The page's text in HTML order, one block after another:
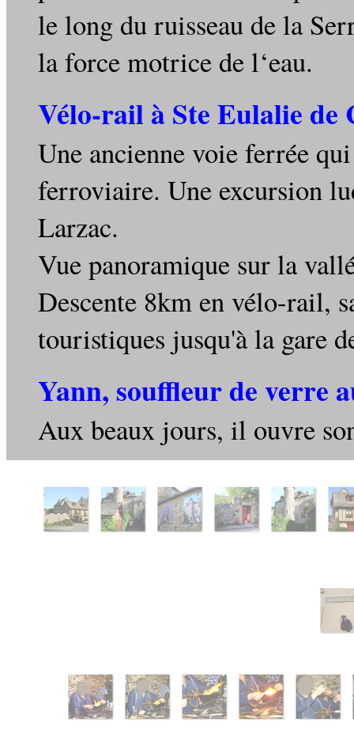
le long du ruisseau de la
la force motrice de l‘eau.
Vélo-rail à Ste Eulalie de
Une ancienne voie ferrée
ferroviaire. Une excursion
Larzac.
Vue panoramique sur la
Descente 8km en vélo-rail,
touristiques jusqu'à la gare
Yann, souffleur de verre
Aux beaux jours, il ouvre